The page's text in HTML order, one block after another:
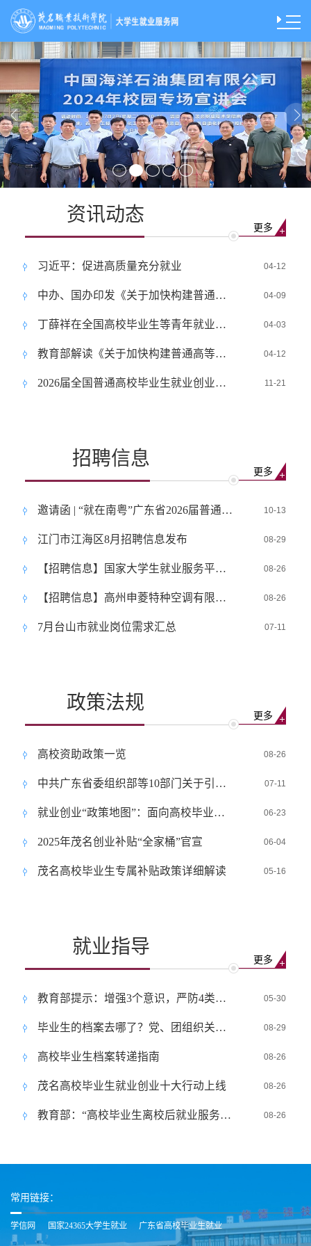
资讯动态
更多
习近平：促进高质量充分就业 04-12
中办、国办印发《关于加快构建普通高等学校毕业生高质量就业服务体系的意见》 04-09
丁薛祥在全国高校毕业生等青年就业创业工作视频会议上强调 坚持把高校毕业生等青年群体就业作为重中之重 确保青年就业水平总体平稳 04-03
教育部解读《关于加快构建普通高等学校毕业生高质量就业服务体系的意见》 04-12
2026届全国普通高校毕业生就业创业工作会召开 11-21
招聘信息
更多
邀请函 | “就在南粤”广东省2026届普通高校毕业生系列供需对接活动（粤西地区高职高专专场） 10-13
江门市江海区8月招聘信息发布 08-29
【招聘信息】国家大学生就业服务平台上新3个专场招聘会 08-26
【招聘信息】高州申菱特种空调有限公司（8.27专场） 08-26
7月台山市就业岗位需求汇总 07-11
政策法规
更多
高校资助政策一览 08-26
中共广东省委组织部等10部门关于引导和鼓励高校毕业... 07-11
就业创业“政策地图”：面向高校毕业生的就业创业政... 06-23
2025年茂名创业补贴“全家桶”官宣 06-04
茂名高校毕业生专属补贴政策详细解读 05-16
就业指导
更多
教育部提示：增强3个意识，严防4类陷阱！ 05-30
毕业生的档案去哪了？党、团组织关系如何转？ 08-29
高校毕业生档案转递指南 08-26
茂名高校毕业生就业创业十大行动上线 08-26
教育部：“高校毕业生离校后就业服务”小程序上线 08-26
常用链接：
学信网 国家24365大学生就业 广东省高校毕业生就业